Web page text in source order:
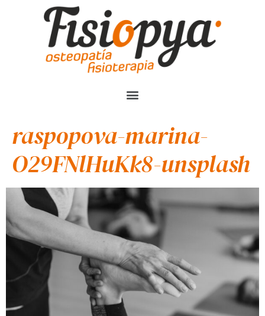
raspopova-marina-
O29FNlHuKk8-unsplash